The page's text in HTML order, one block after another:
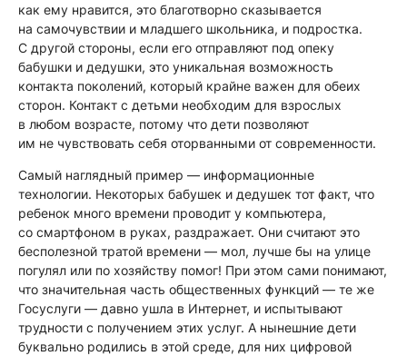
как ему нравится, это благотворно сказывается
на самочувствии и младшего школьника, и подростка.
С другой стороны, если его отправляют под опеку
бабушки и дедушки, это уникальная возможность
контакта поколений, который крайне важен для обеих
сторон. Контакт с детьми необходим для взрослых
в любом возрасте, потому что дети позволяют
им не чувствовать себя оторванными от современности.
Самый наглядный пример — информационные
технологии. Некоторых бабушек и дедушек тот факт, что
ребенок много времени проводит у компьютера,
со смартфоном в руках, раздражает. Они считают это
бесполезной тратой времени — мол, лучше бы на улице
погулял или по хозяйству помог! При этом сами понимают,
что значительная часть общественных функций — те же
Госуслуги — давно ушла в Интернет, и испытывают
трудности с получением этих услуг. А нынешние дети
буквально родились в этой среде, для них цифровой